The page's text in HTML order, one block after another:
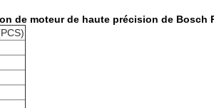
de moteur de haute précision de Bosch